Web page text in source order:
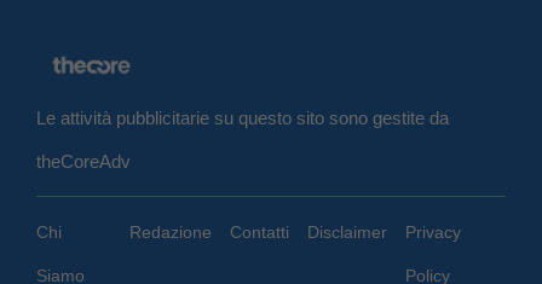
Le attività pubblicitarie su questo sito sono gestite da
theCoreAdv
Chi
Siamo
Redazione Contatti Disclaimer Privacy
Policy